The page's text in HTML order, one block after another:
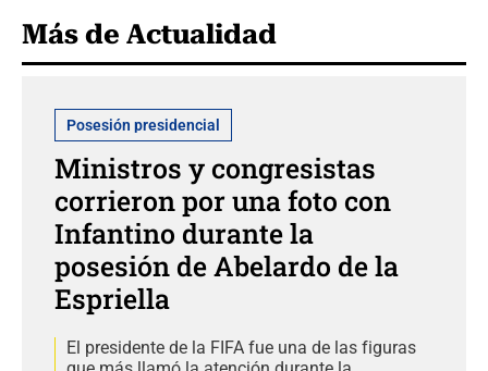
Más de Actualidad
Posesión presidencial
Ministros y congresistas
corrieron por una foto con
Infantino durante la
posesión de Abelardo de la
Espriella
El presidente de la FIFA fue una de las figuras